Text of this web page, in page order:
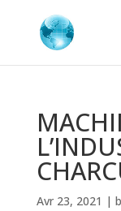
Avr 23, 2021 |